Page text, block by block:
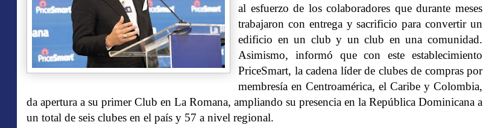
al esfuerzo de los colaboradores que durante meses
trabajaron con entrega y sacrificio para convertir un
edificio en un club y un club en una comunidad.
Asimismo, informó que con este establecimiento
PriceSmart, la cadena líder de clubes de compras por
membresía en Centroamérica, el Caribe y Colombia,
da apertura a su primer Club en La Romana, ampliando su presencia en la República Dominicana a
un total de seis clubes en el país y 57 a nivel regional.